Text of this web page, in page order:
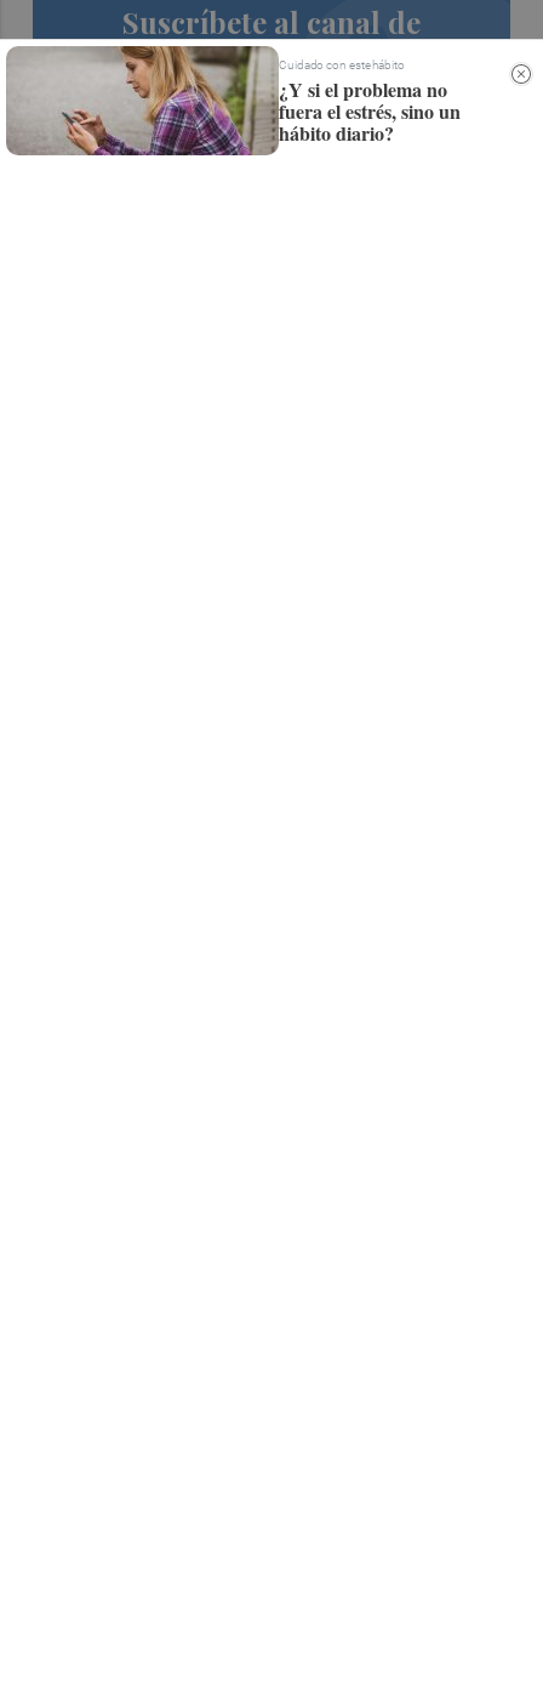
Suscríbete al canal de
Whatsapp
Siempre al día de las últimas noticias
¡Quiero suscribirme!
Cuidado con este hábito
¿Y si el problema no
fuera el estrés, sino un
hábito diario?